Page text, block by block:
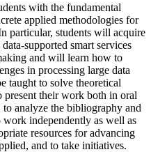
with the fundamental
applied methodologies for
particular, students will acquire
supported smart services
and will learn how to
in processing large data
taught to solve theoretical
present their work both in oral
analyze the bibliography and
independently as well as
resources for advancing
and to take initiatives.